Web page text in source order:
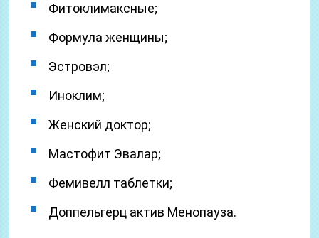
Фитоклимаксные;
Формула женщины;
Эстровэл;
Иноклим;
Женский доктор;
Мастофит Эвалар;
Фемивелл таблетки;
Доппельгерц актив Менопауза.